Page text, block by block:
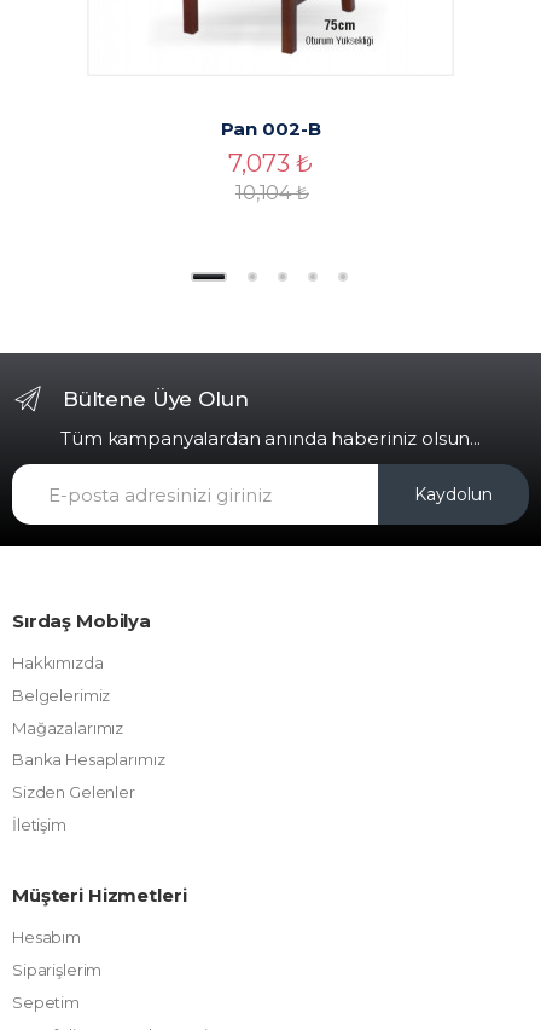
Pan 002-B
7,073 ₺
10,104₺
Bültene Üye Olun
Tüm kampanyalardan anında haberiniz olsun...
Kaydolun
Sırdaş Mobilya
Hakkımızda
Belgelerimiz
Mağazalarımız
Banka Hesaplarımız
Sizden Gelenler
İletişim
Müşteri Hizmetleri
Hesabım
Siparişlerim
Sepetim